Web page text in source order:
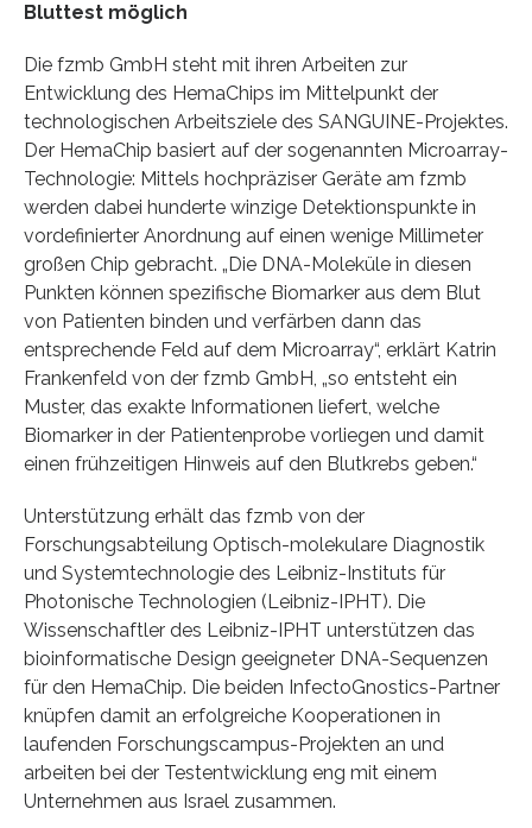
Bluttest möglich
Die fzmb GmbH steht mit ihren Arbeiten zur
Entwicklung des HemaChips im Mittelpunkt der
technologischen Arbeitsziele des SANGUINE-Projektes.
Der HemaChip basiert auf der sogenannten Microarray-
Technologie: Mittels hochpräziser Geräte am fzmb
werden dabei hunderte winzige Detektionspunkte in
vordefinierter Anordnung auf einen wenige Millimeter
großen Chip gebracht. „Die DNA-Moleküle in diesen
Punkten können spezifische Biomarker aus dem Blut
von Patienten binden und verfärben dann das
entsprechende Feld auf dem Microarray“, erklärt Katrin
Frankenfeld von der fzmb GmbH, „so entsteht ein
Muster, das exakte Informationen liefert, welche
Biomarker in der Patientenprobe vorliegen und damit
einen frühzeitigen Hinweis auf den Blutkrebs geben.“
Unterstützung erhält das fzmb von der
Forschungsabteilung Optisch-molekulare Diagnostik
und Systemtechnologie des Leibniz-Instituts für
Photonische Technologien (Leibniz-IPHT). Die
Wissenschaftler des Leibniz-IPHT unterstützen das
bioinformatische Design geeigneter DNA-Sequenzen
für den HemaChip. Die beiden InfectoGnostics-Partner
knüpfen damit an erfolgreiche Kooperationen in
laufenden Forschungscampus-Projekten an und
arbeiten bei der Testentwicklung eng mit einem
Unternehmen aus Israel zusammen.